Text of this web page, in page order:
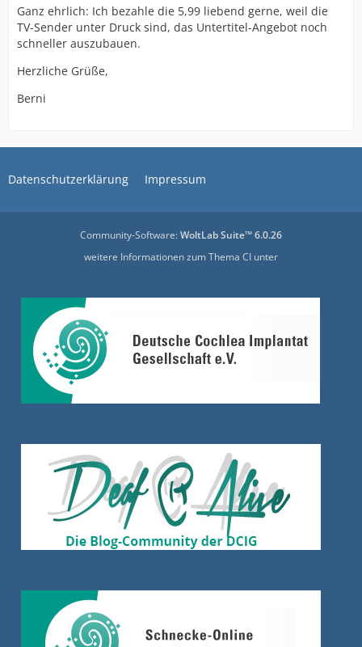
Ganz ehrlich: Ich bezahle die 5,99 liebend gerne, weil die
TV-Sender unter Druck sind, das Untertitel-Angebot noch
schneller auszubauen.
Herzliche Grüße,
Berni
Datenschutzerklärung Impressum
Community-Software:WoltLab Suite™ 6.0.26
weitere Informationen zum Thema CI unter